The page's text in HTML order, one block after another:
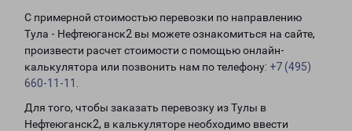
С примерной стоимостью перевозки по направлению
Тула - Нефтеюганск2 вы можете ознакомиться на сайте,
произвести расчет стоимости с помощью онлайн-
калькулятора или позвонить нам по телефону: +7 (495)
660-11-11
Для того, чтобы заказать перевозку из Тулы в
Нефтеюганск2, в калькуляторе необходимо ввести